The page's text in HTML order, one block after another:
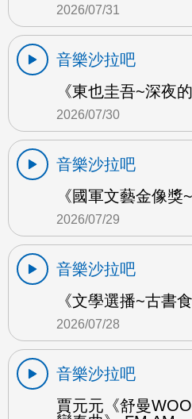
2026/07/31
音樂沙拉吧
《東也圭吾~深夜
2026/07/30
音樂沙拉吧
《國軍文藝金像
2026/07/29
音樂沙拉吧
《文學選播~古書
2026/07/28
音樂沙拉吧
賈元元《舒曼